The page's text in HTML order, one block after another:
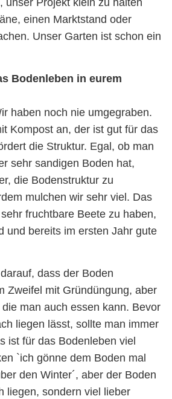
einen Marktstand oder
Unser Garten ist schon ein
Bodenleben in eurem
haben noch nie umgegraben.
Kompost an, der ist gut für das
die Struktur. Egal, ob man
sehr sandigen Boden hat,
die Bodenstruktur zu
mulchen wir sehr viel. Das
fruchtbare Beete zu haben,
und bereits im ersten Jahr gute
dass der Boden
Zweifel mit Gründüngung, aber
die man auch essen kann. Bevor
liegen lässt, sollte man immer
ist für das Bodenleben viel
`ich gönne dem Boden mal
den Winter´, aber der Boden
liegen, sondern viel lieber